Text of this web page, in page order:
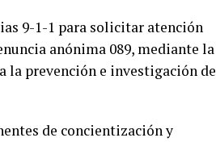
9-1-1 para solicitar atención
anónima 089, mediante la
la prevención e investigación de
de concientización y